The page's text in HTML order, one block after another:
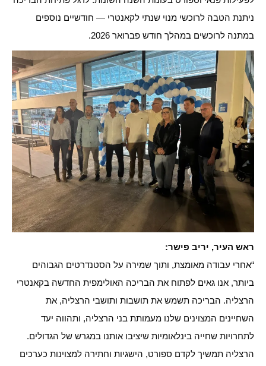
ניתנת הטבה לרוכשי מנוי שנתי לקאנטרי — חודשיים נוספים
במתנה לרוכשים במהלך חודש פברואר 2026.
ראש העיר, יריב פישר:
“אחרי עבודה מאומצת, ותוך שמירה על הסטנדרטים הגבוהים
ביותר, אנו גאים לפתוח את הבריכה האולימפית החדשה בקאנטרי
הרצליה. הבריכה תשמש את תושבות ותושבי הרצליה, את
השחיינים המצוינים שלנו מעמותת בני הרצליה, ותהווה יעד
לתחרויות שחייה בינלאומיות שיציבו אותנו במגרש של הגדולים.
הרצליה תמשיך לקדם ספורט, הישגיות וחתירה למצוינות כערכים